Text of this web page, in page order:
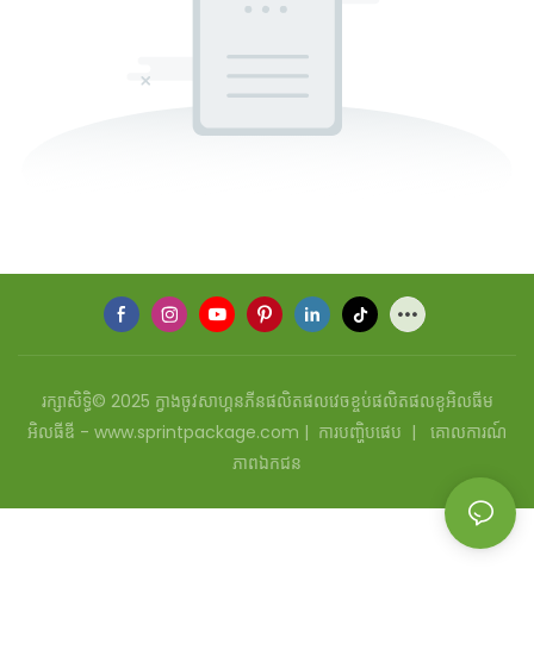
រក្សាសិទ្ធិ© 2025 ក្វាងចូវសាហ្គនភីនផលិតផលវេចខ្ចប់ផលិតផលខូអិលធីម
អិលធីឌី - www.sprintpackage.com | ការបញ្ហិបផេប |
គោលការណ៍
ភាពឯកជន